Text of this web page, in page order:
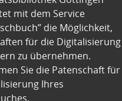
mit dem Service
die Möglichkeit,
für die Digitalisierung
zu übernehmen.
Sie die Patenschaft für
Ihres